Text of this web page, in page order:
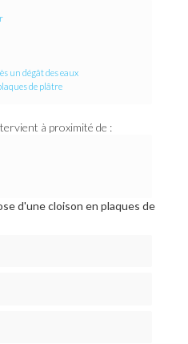
un dégât des eaux
de plâtre
à proximité de :
d'une cloison en plaques de